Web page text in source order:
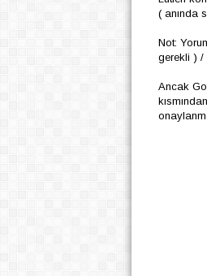
( anında
Not:
gerekli ) /
Ancak